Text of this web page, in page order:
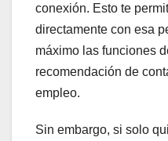
conexión. Esto te
directamente con esa
máximo las funciones
recomendación de
empleo.
Sin embargo, si solo